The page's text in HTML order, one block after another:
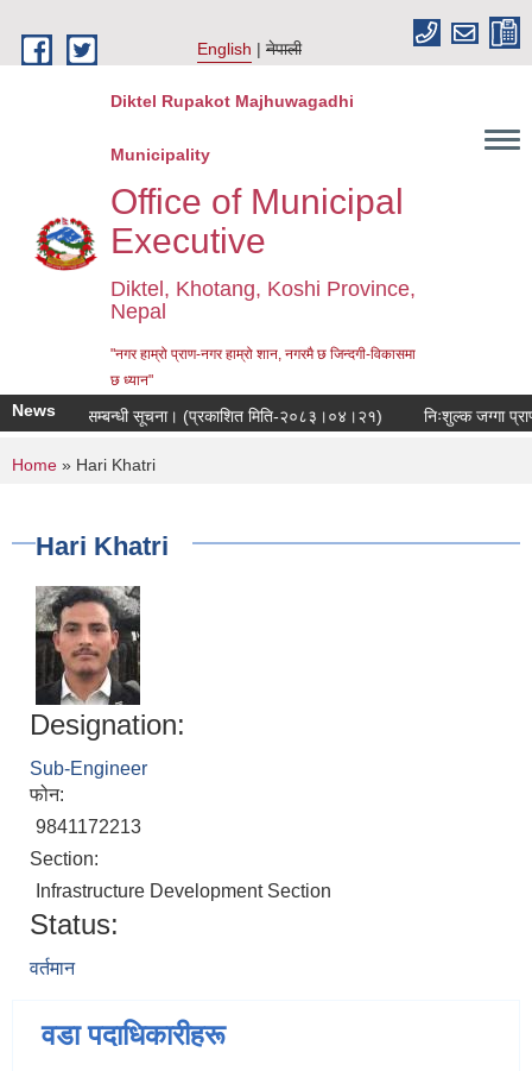
English
नेपाली
Diktel Rupakot Majhuwagadhi
Municipality
Office of Municipal
Executive
Diktel, Khotang, Koshi Province,
Nepal
"नगर हाम्रो प्राण-नगर हाम्रो शान, नगरमै छ जिन्दगी-विकासमा
छ ध्यान"
Newsहुने सम्बन्धी सूचना। (प्रकाशित मिति-२०८३।०४।२१) निःशुल्क जग्गा
You are here
Home » Hari Khatri
Hari Khatri
Designation:
Sub-Engineer
फोन:
9841172213
Section:
Infrastructure Development Section
Status:
वर्तमान
वडा पदाधिकारीहरू